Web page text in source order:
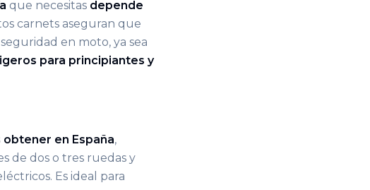
que necesitas depende
carnets aseguran que
en moto, ya sea
para principiantes y
en España,
de dos o tres ruedas y
Es ideal para